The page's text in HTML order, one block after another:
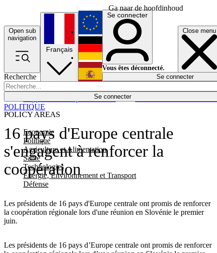
Ga naar de hoofdinhoud
Open sub
navigation
Close menu
Recherche
Se connecter
POLICY AREAS
Economie
Politique
Agriculture et Alimentation
Santé
Technologies
Energie, Environnement et Transport
Défense
Économie
Français
English
Deutsch
Español
Se connecter
Vous êtes déconnecté.
Se connecter
16 pays d'Europe centrale
s'engagent à renforcer la
coopération
Les présidents de 16 pays d'Europe centrale ont promis de renforcer
la coopération régionale lors d'une réunion en Slovénie le premier
juin.
POLITIQUE
Les présidents de 16 pays d’Europe centrale ont promis de renforcer